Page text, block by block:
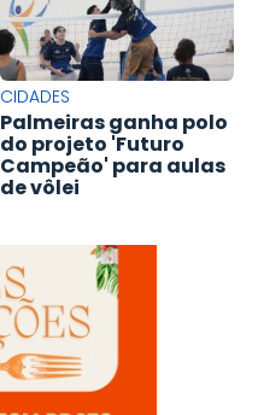
CIDADES
Palmeiras ganha polo
do projeto 'Futuro
Campeão' para aulas
de vôlei